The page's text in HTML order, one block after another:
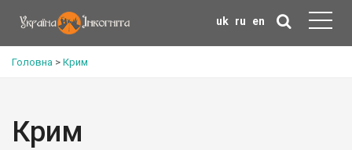
uk ru en
Головна > Крим
Крим